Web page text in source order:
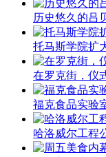
历史悠久的吕
托马斯学院扩
在罗克街，仪
福克食品实验
哈洛威尔工程